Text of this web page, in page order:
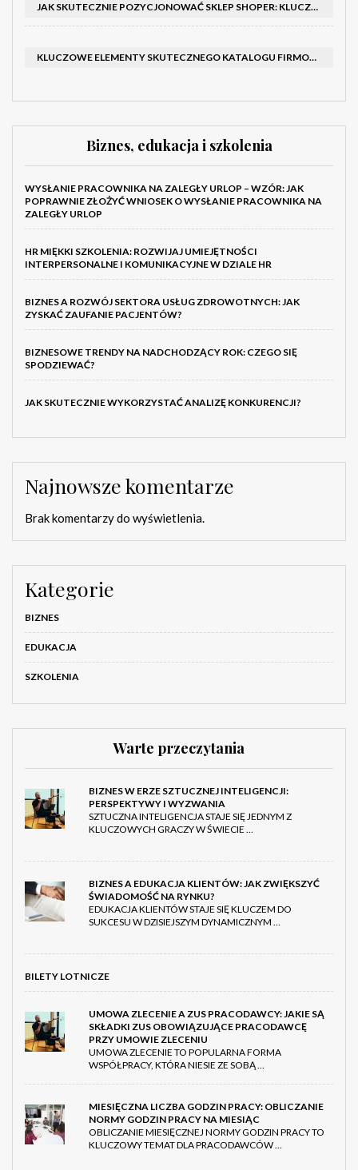
JAK SKUTECZNIE POZYCJONOWAĆ SKLEP SHOPER: KLUCZOWE KROKI I STRATEGIE
KLUCZOWE ELEMENTY SKUTECZNEGO KATALOGU FIRMOWEGO I BROSZURY
Biznes, edukacja i szkolenia
WYSŁANIE PRACOWNIKA NA ZALEGŁY URLOP – WZÓR: JAK
POPRAWNIE ZŁOŻYĆ WNIOSEK O WYSŁANIE PRACOWNIKA NA
ZALEGŁY URLOP
HR MIĘKKI SZKOLENIA: ROZWIJAJ UMIEJĘTNOŚCI
INTERPERSONALNE I KOMUNIKACYJNE W DZIALE HR
BIZNES A ROZWÓJ SEKTORA USŁUG ZDROWOTNYCH: JAK
ZYSKAĆ ZAUFANIE PACJENTÓW?
BIZNESOWE TRENDY NA NADCHODZĄCY ROK: CZEGO SIĘ
SPODZIEWAĆ?
JAK SKUTECZNIE WYKORZYSTAĆ ANALIZĘ KONKURENCJI?
Najnowsze komentarze
Brak komentarzy do wyświetlenia.
Kategorie
BIZNES
EDUKACJA
SZKOLENIA
Warte przeczytania
BIZNES W ERZE SZTUCZNEJ INTELIGENCJI:
PERSPEKTYWY I WYZWANIA
SZTUCZNA INTELIGENCJA STAJE SIĘ JEDNYM Z
KLUCZOWYCH GRACZY W ŚWIECIE …
BIZNES A EDUKACJA KLIENTÓW: JAK ZWIĘKSZYĆ
ŚWIADOMOŚĆ NA RYNKU?
EDUKACJA KLIENTÓW STAJE SIĘ KLUCZEM DO
SUKCESU W DZISIEJSZYM DYNAMICZNYM …
BILETY LOTNICZE
UMOWA ZLECENIE A ZUS PRACODAWCY: JAKIE SĄ
SKŁADKI ZUS OBOWIĄZUJĄCE PRACODAWCĘ
PRZY UMOWIE ZLECENIU
UMOWA ZLECENIE TO POPULARNA FORMA
WSPÓŁPRACY, KTÓRA NIESIE ZE SOBĄ …
MIESIĘCZNA LICZBA GODZIN PRACY: OBLICZANIE
NORMY GODZIN PRACY NA MIESIĄC
OBLICZANIE MIESIĘCZNEJ NORMY GODZIN PRACY TO
KLUCZOWY TEMAT DLA PRACODAWCÓW …